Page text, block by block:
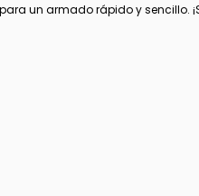
un armado rápido y sencillo.